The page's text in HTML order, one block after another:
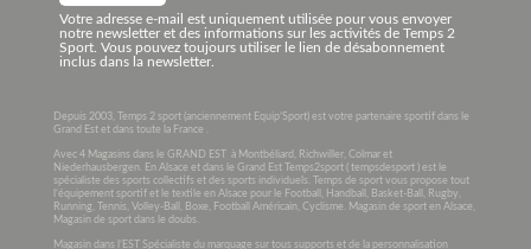
Votre adresse e-mail est uniquement utilisée pour vous envoyer
notre newsletter et des informations sur les activités de Temps 2
Sport. Vous pouvez toujours utiliser le lien de désabonnement
inclus dans la newsletter.
Depuis 2003, Temps 2 sport (anciennement Equip’Sport) est votre partenaire sportif dans le
Grand Est et dans toute la France .
Avec 4 Magasins dans le GRAND EST à Montbéliard, Richwiller, Colmar et
Niederhausbergen. En Alsace et dans le Grand Est Temps2sport ( tempsdesport ) est le
spécialiste des sports collectifs et des sports individuels. Temps de sport vous propose tout
l’équipement sportif et le textile en Alsace pour le Football, Handball, Basket-Ball, Rugby,
Running, Tennis, Volley-Ball, Boxe, Football Américain, Cyclisme. Magasin de sport en Alsace,
Magasin de sport dans le doubs.
Magasin dans l’EST Spécialiste du marquage sur tous supports et de la personnalisation